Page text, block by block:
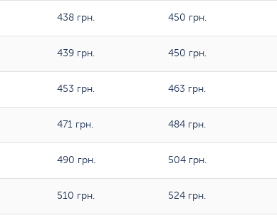
438 грн. 450 грн.
439 грн. 450 грн.
453 грн. 463 грн.
471 грн. 484 грн.
490 грн. 504 грн.
510 грн. 524 грн.